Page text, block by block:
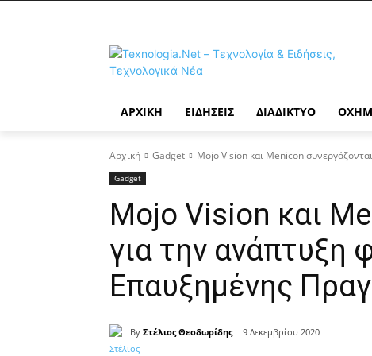
ΑΡΧΙΚΉ ΕΙΔΉΣΕΙΣ ΔΙΑΔΊΚΤΥΟ
Αρχική Gadget Mojo Vision και Menicon
Gadget
Mojo Vision και
για την
Επαυξημένης
By Στέλιος Θεοδωρίδης 9 Δεκεμβρίου 2020